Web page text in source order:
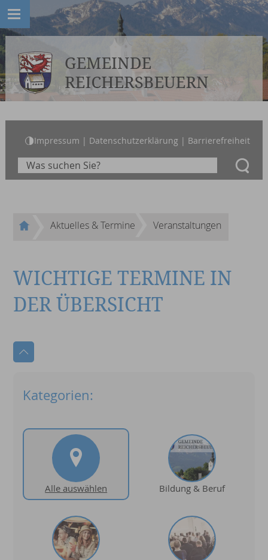
Impressum | Datenschutzerklärung| Barrierefreiheit
Aktuelles & Termine Veranstaltungen
WICHTIGE TERMINE IN
DER ÜBERSICHT
Kategorien:
Alle auswählen Bildung & Beruf